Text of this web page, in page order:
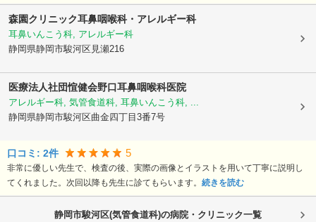
森園クリニック耳鼻咽喉科・アレルギー科
耳鼻いんこう科, アレルギー科
静岡県静岡市駿河区 見瀬216
医療法人社団愃健会野口耳鼻咽喉科医院
アレルギー科, 気管食道科, 耳鼻いんこう科, ...
静岡県静岡市駿河区曲金四丁目3番7号
口コミ: 2件 5
非常に優しい先生で、検査の後、実際の画像とイラストを用いて丁寧に説明し
てくれました。次回以降も先生に診てもらいます。 続きを読む
静岡市駿河区(気管食道科)の病院・クリニック一覧